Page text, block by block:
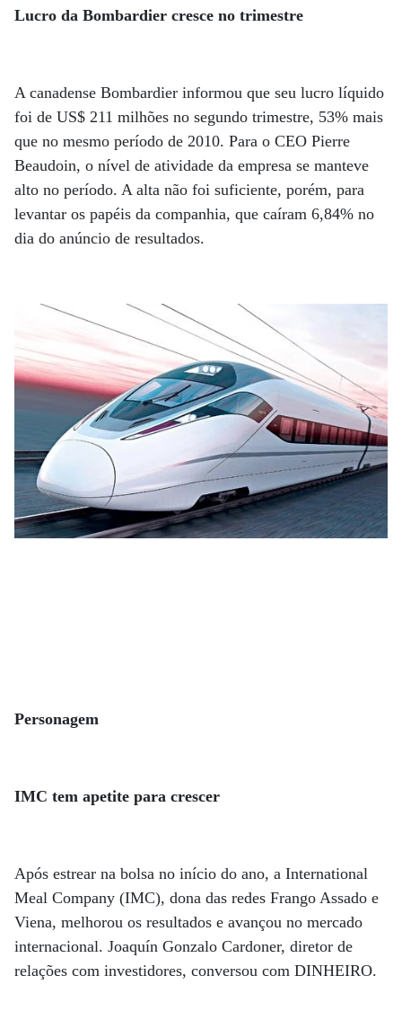
Lucro da Bombardier cresce no trimestre
A canadense Bombardier informou que seu lucro líquido
foi de US$ 211 milhões no segundo trimestre, 53% mais
que no mesmo período de 2010. Para o CEO Pierre
Beaudoin, o nível de atividade da empresa se manteve
alto no período. A alta não foi suficiente, porém, para
levantar os papéis da companhia, que caíram 6,84% no
dia do anúncio de resultados.
Personagem
IMC tem apetite para crescer
Após estrear na bolsa no início do ano, a International
Meal Company (IMC), dona das redes Frango Assado e
Viena, melhorou os resultados e avançou no mercado
internacional. Joaquín Gonzalo Cardoner, diretor de
relações com investidores, conversou com DINHEIRO.